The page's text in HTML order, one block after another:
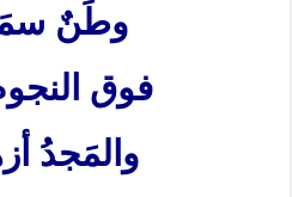
وطَنٌ
فوق
والمَجدُ